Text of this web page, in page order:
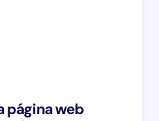
página web